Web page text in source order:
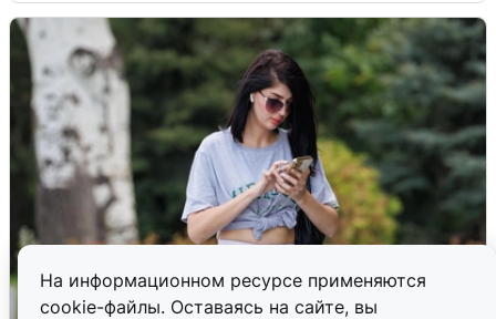
На информационном ресурсе применяются
cookie-файлы. Оставаясь на сайте, вы